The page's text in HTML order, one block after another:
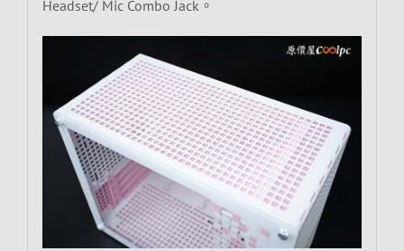
Headset/ Mic Combo Jack。